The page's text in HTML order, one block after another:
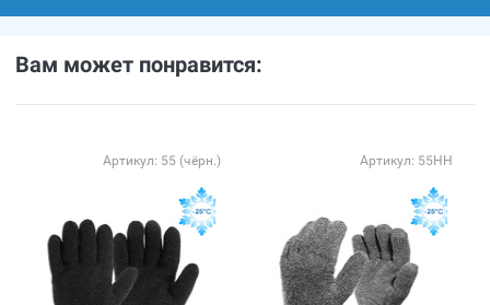
Вам может понравится:
Артикул: 55 (чёрн.) Артикул: 55НН